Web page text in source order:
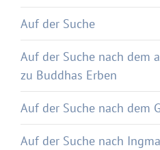
Auf der Suche
Auf der Suche nach dem
zu Buddhas Erben
Auf der Suche nach dem
Auf der Suche nach